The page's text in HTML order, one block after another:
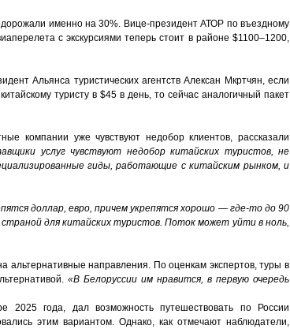
именно на 30%. Вице-президент АТОР по въездному
с экскурсиями теперь стоит в районе $1100–1200,
Альянса туристических агентств Алексан Мкртчян, если
туристу в $45 в день, то сейчас аналогичный пакет
компании уже чувствуют недобор клиентов, рассказали
услуг чувствуют недобор китайских туристов, не
гиды, работающие с китайским рынком, и
доллар, евро, причем укрепятся хорошо — где-то до 90
для китайских туристов. Поток может уйти в ноль,
направления. По оценкам экспертов, туры в
«В Белоруссии им нравится, в первую очередь
2025 года, дал возможность путешествовать по России
этим вариантом. Однако, как отмечают наблюдатели,